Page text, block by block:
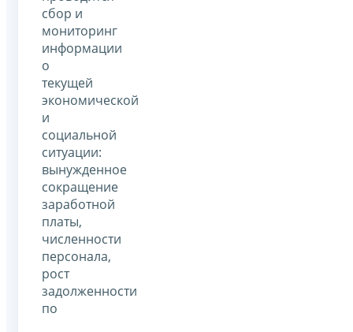
сбор и
мониторинг
информации
о
текущей
экономической
и
социальной
ситуации:
вынужденное
сокращение
заработной
платы,
численности
персонала,
рост
задолженности
по